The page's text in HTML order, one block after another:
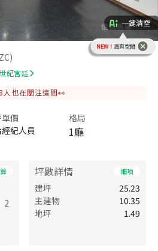
一鍵清空
NEW！ 清爽空間
世紀宮廷
人也在關注這間👀
價
紀人員
格局
1廳
2
坪數詳情 細項
建坪
25.23
主建物
10.35
地坪
1.49